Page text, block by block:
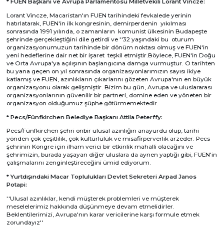
* FUEN Başkanı ve Avrupa Parlamentosu Milletvekili Lorant Vincze:
Lorant Vincze, Macaristan'ın FUEN tarihindeki fevkalede yerinin
hatırlatarak, FUEN'in ilk kongresinin, demirperdenin yıkılması
sonrasında 1991 yılında, o zamanların komunist ülkesinin Budapeşte
şehrinde gerçekleştiğini dile getirdi ve ''32 yaşındaki bu oturum
organizasyonumuzun tarihinde bir dönüm noktası olmuş ve FUEN'in
yeni hedeflerine dair net bir işaret teşkil etmiştir.Böylece, FUEN'in Doğu
ve Orta Avrupa'ya açılışının başlangıcına damga vurmuştur. O tarihten
bu yana geçen on yıl sonrasında organizasyonlarımızın sayısı ikiye
katlamış ve FUEN, azınlıkların çıkarlarını gözeten Avrupa'nın en büyük
organizasyonu olarak gelişmiştir. Bizim bu gün, Avrupa ve uluslararası
organizasyonlarının güvenilir bir partneri, domine eden ve yöneten bir
organizasyon olduğumuz şüphe götürmemektedir.
* Pecs/Fünfkirchen Belediye Başkanı Attila Peterffy:
Pecs/Fünfkirchen şehri onbir ulusal azınlığın anayurdu olup, tarihi
yönden çok çeşitlilik, çok kültürlülük ve misafirperverlik arzeder. Pecs
şehrinin Kongre için ilham verici bir etkinlik mahalli olacağını ve
şehrimizin, burada yaşayan diğer uluslara da aynen yaptığı gibi, FUEN'in
çalışmalarını zenginleştireceğini ümid ediyorum.
* Yurtdışındaki Macar Toplulukları Devlet Sekreteri Arpad Janos
Potapi:
''Ulusal azınlıklar, kendi müşterek problemleri ve müşterek
meselelerimiz hakkında düşünmeye devam etmelidirler.
Beklentilerimizi, Avrupa'nın karar vericilerine karşı formule etmek
zorundayız''